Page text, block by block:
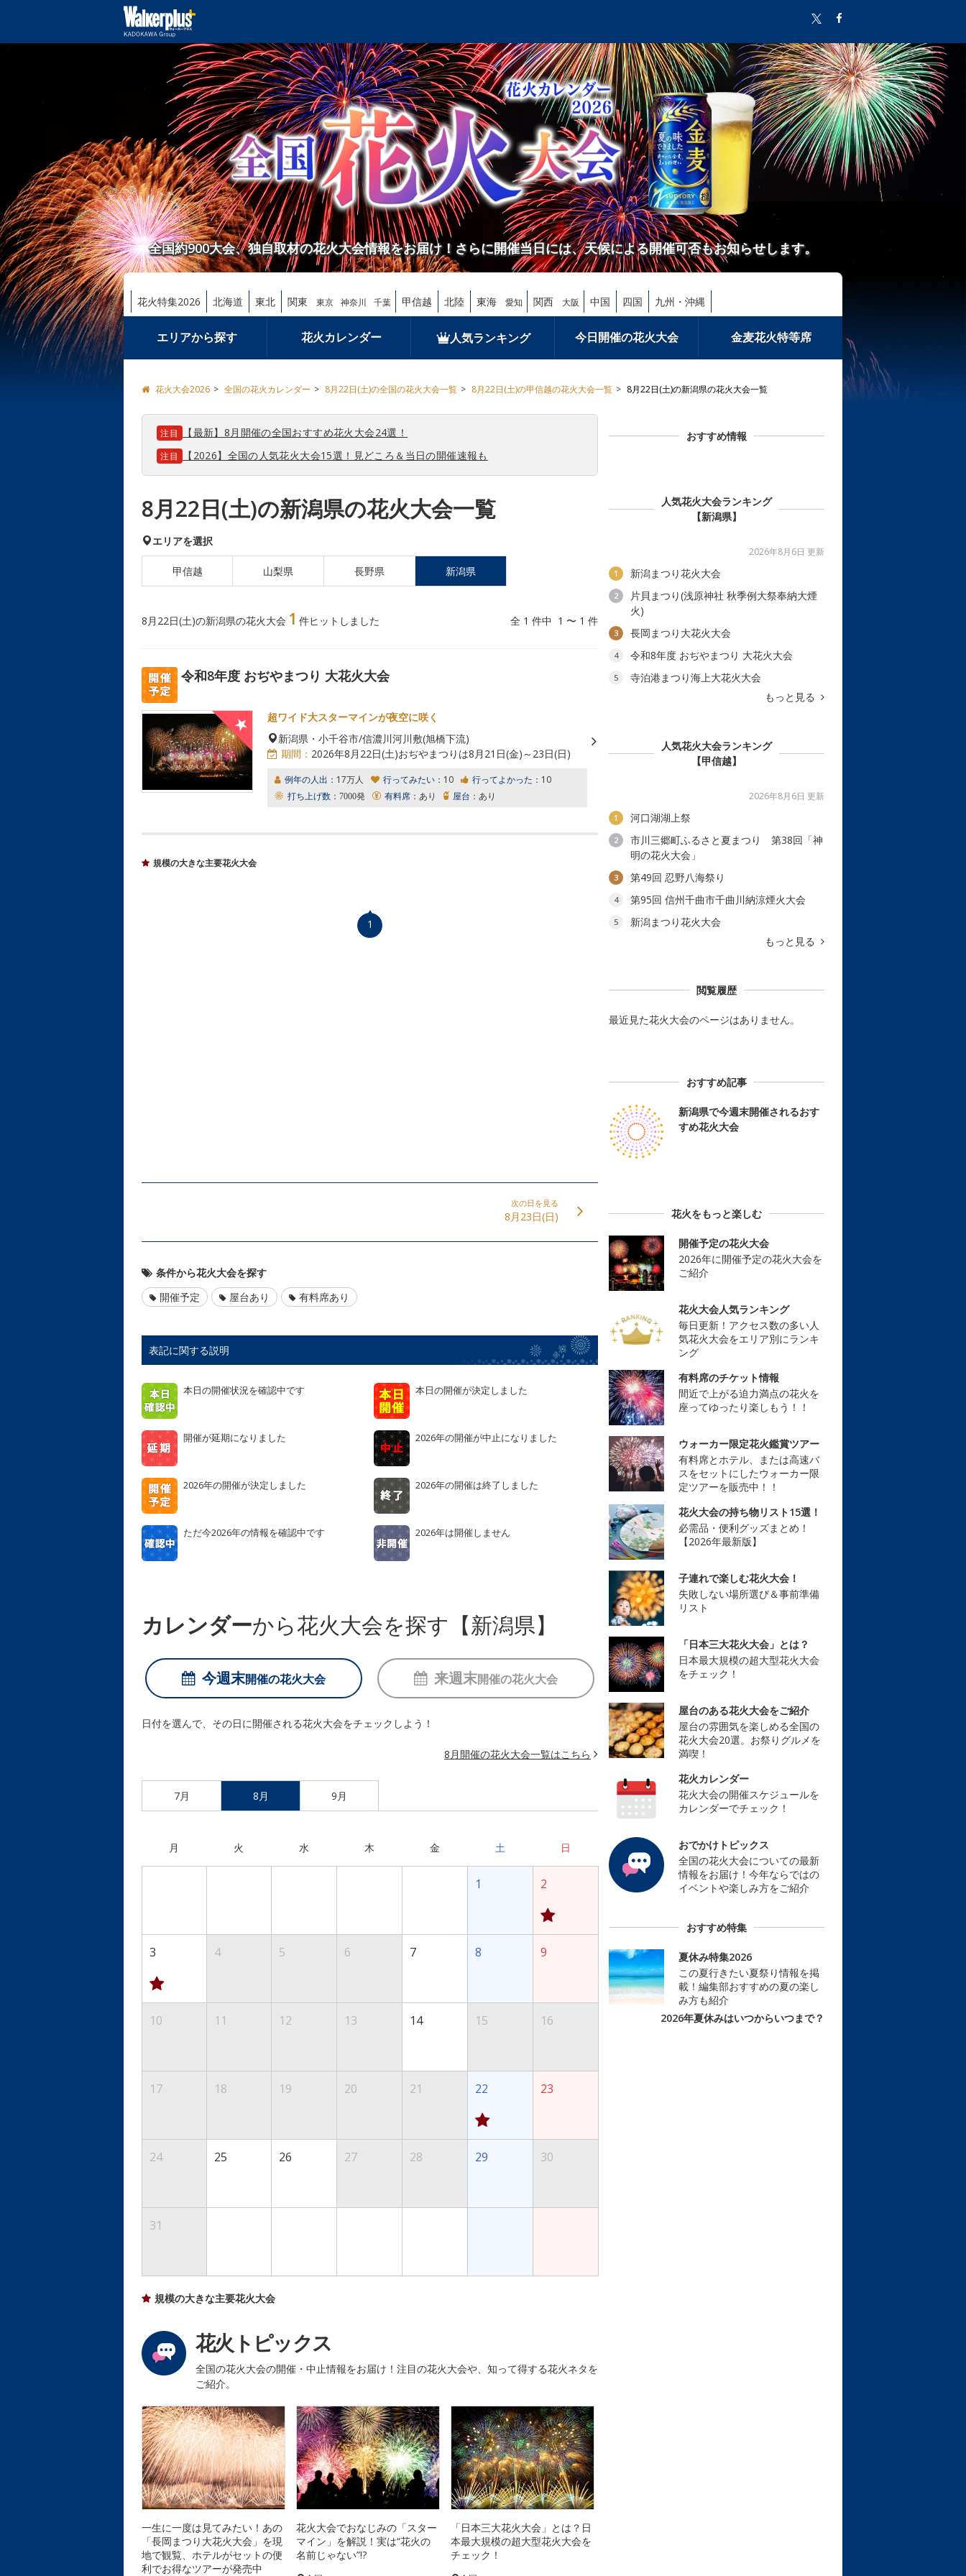
全国約900大会、独自取材の花火大会情報をお届け！さらに開催当日には、天候による開催可否もお知らせします。
花火特集2026 北海道 東北 関東 東京 神奈川 千葉 甲信越 北陸 東海 愛知 関西 大阪 中国 四国 九州・沖縄
エリアから探す 花火カレンダー 人気ランキング 今日開催の花火大会 金麦花火特等席
花火大会2026 全国の花火カレンダー 8月22日(土)の全国の花火大会一覧 8月22日(土)の甲信越の花火大会一覧 8月22日(土)の新潟県の花火大会一覧
注目 【最新】8月開催の全国おすすめ花火大会24選！
注目 【2026】全国の人気花火大会15選！見どころ＆当日の開催速報も
8月22日(土)の新潟県の花火大会一覧
エリアを選択
甲信越 山梨県 長野県 新潟県
8月22日(土)の新潟県の花火大会 1 件ヒットしました 全 1 件中 1 〜 1 件
令和8年度 おぢやまつり 大花火大会
超ワイド大スターマインが夜空に咲く
新潟県・小千谷市/信濃川河川敷(旭橋下流)
期間： 2026年8月22日(土)おぢやまつりは8月21日(金)～23日(日)
例年の人出： 17万人 行ってみたい： 10 行ってよかった： 10
打ち上げ数： 7000発 有料席： あり 屋台： あり
規模の大きな主要花火大会
1
次の日を見る
8月23日(日)
条件から花火大会を探す
開催予定
屋台あり 有料席あり
表記に関する説明
本日の開催状況を確認中です 本日の開催が決定しました
開催が延期になりました 2026年の開催が中止になりました
2026年の開催が決定しました 2026年の開催は終了しました
ただ今2026年の情報を確認中です 2026年は開催しません
カレンダーから花火大会を探す【新潟県】
今週末開催の花火大会 来週末開催の花火大会
日付を選んで、その日に開催される花火大会をチェックしよう！
8月開催の花火大会一覧はこちら
7月 8月 9月
月 火 水 木 金 土 日
1 2
3 4 5 6 7 8 9
10 11 12 13 14 15 16
17 18 19 20 21 22 23
24 25 26 27 28 29 30
31
規模の大きな主要花火大会
花火トピックス
全国の花火大会の開催・中止情報をお届け！注目の花火大会や、知って得する花火ネタを
ご紹介。
一生に一度は見てみたい！あの
「長岡まつり大花火大会」を現
地で観覧、ホテルがセットの便
利でお得なツアーが発売中
花火大会でおなじみの「スター
マイン」を解説！実は“花火の
名前じゃない”!?
「日本三大花火大会」とは？日
本最大規模の超大型花火大会を
チェック！
おすすめ情報
人気花火大会ランキング
【新潟県】
2026年8月6日 更新
1 新潟まつり花火大会
2
片貝まつり(浅原神社 秋季例大祭奉納大煙
火)
3 長岡まつり大花火大会
4 令和8年度 おぢやまつり 大花火大会
5
寺泊港まつり海上大花火大会
もっと見る
人気花火大会ランキング
【甲信越】
2026年8月6日 更新
1 河口湖湖上祭
2
市川三郷町ふるさと夏まつり 第38回「神
明の花火大会」
3 第49回 忍野八海祭り
4 第95回 信州千曲市千曲川納涼煙火大会
5
新潟まつり花火大会
もっと見る
閲覧履歴
最近見た花火大会のページはありません。
おすすめ記事
新潟県で今週末開催されるおす
すめ花火大会
花火をもっと楽しむ
開催予定の花火大会
2026年に開催予定の花火大会を
ご紹介
花火大会人気ランキング
毎日更新！アクセス数の多い人
気花火大会をエリア別にランキ
ング
有料席のチケット情報
間近で上がる迫力満点の花火を
座ってゆったり楽しもう！！
ウォーカー限定花火鑑賞ツアー
有料席とホテル、または高速バ
スをセットにしたウォーカー限
定ツアーを販売中！！
花火大会の持ち物リスト15選！
必需品・便利グッズまとめ！
【2026年最新版】
子連れで楽しむ花火大会！
失敗しない場所選び＆事前準備
リスト
「日本三大花火大会」とは？
日本最大規模の超大型花火大会
をチェック！
屋台のある花火大会をご紹介
屋台の雰囲気を楽しめる全国の
花火大会20選。お祭りグルメを
満喫！
花火カレンダー
花火大会の開催スケジュールを
カレンダーでチェック！
おでかけトピックス
全国の花火大会についての最新
情報をお届け！今年ならではの
イベントや楽しみ方をご紹介
おすすめ特集
夏休み特集2026
この夏行きたい夏祭り情報を掲
載！編集部おすすめの夏の楽し
み方も紹介
2026年夏休みはいつからいつまで？